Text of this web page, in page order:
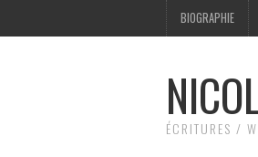
BIOGRAPHIE
ÉCRITURES /